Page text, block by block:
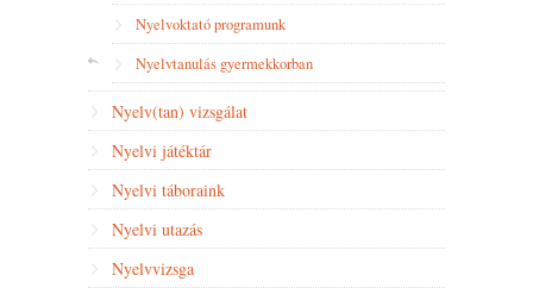
Nyelvoktató programunk
Nyelvtanulás gyermekkorban
Nyelv(tan) vizsgálat
Nyelvi játéktár
Nyelvi táboraink
Nyelvi utazás
Nyelvvizsga